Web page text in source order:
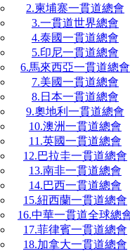
2.柬埔寨一貫道總會
3.一貫道世界總會
4.泰國一貫道總會
5.印尼一貫道總會
6.馬來西亞一貫道總會
7.美國一貫道總會
8.日本一貫道總會
9.奧地利一貫道總會
10.澳洲一貫道總會
11.英國一貫道總會
12.巴拉圭一貫道總會
13.南非一貫道總會
14.巴西一貫道總會
15.紐西蘭一貫道總會
16.中華一貫道全球總
17.菲律賓一貫道總會
18.加拿大一貫道總會